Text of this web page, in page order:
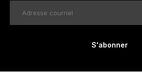
S'abonner